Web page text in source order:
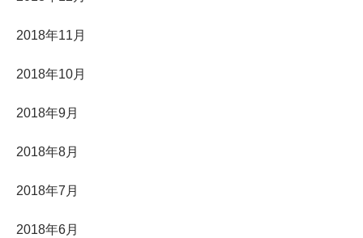
2018年11月
2018年10月
2018年9月
2018年8月
2018年7月
2018年6月